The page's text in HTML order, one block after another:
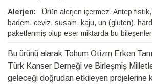
Ürün alerjen içermez. Antep fıstık,
badem, ceviz, susam, kaju, un (gluten),
paketlenmiş olup eser miktarda bu
Bu ürünü alarak Tohum Otizm Erken
Türk Kanser Derneği ve Birleşmiş
geleceği doğrudan etkileyen projelerine